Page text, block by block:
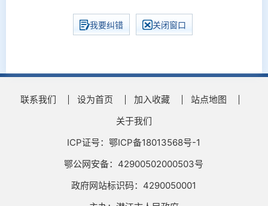
我要纠错 关闭窗口
联系我们 设为首页 加入收藏
站点地图
关于我们
ICP证号：鄂ICP备18013568号-1
鄂公网安备：42900502000503号
政府网站标识码：4290050001